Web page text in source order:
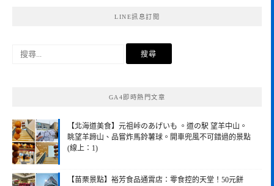
LINE訊息訂閱
GA4即時熱門文章
【北海道美食】元祖峠のあげいも 。道の駅 望羊中山。
眺望羊蹄山、品嘗炸馬鈴薯球。開車兜風不可錯過的景點
(線上：1)
【苗栗景點】裕芳食品通霄店：零食控的天堂！50元餅